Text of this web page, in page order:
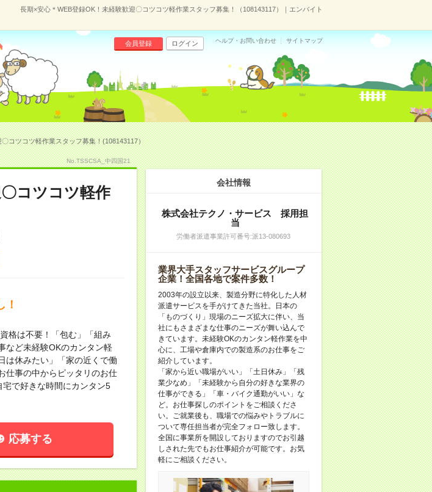
長期×安心＊WEB登録OK！未経験歓迎〇コツコツ軽作業スタッフ募集！（108143117）｜エンバイト
会員登録 ログイン ヘルプ・お問い合わせ サイトマップ
コツコツ軽作業スタッフ募集！(108143117）
No.TSSCSA_中四国21
コツコツ軽作
格は不要！「包む」「組み
など未経験OKのカンタン軽
は休みたい」「家の近くで働
仕事の中からピッタリのお仕
で好きな時間にカンタン5
応募する
会社情報
株式会社テクノ・サービス 採用担
当
労働者派遣事業許可番号:派13-080693
業界大手スタッフサービスグループ
企業！全国各地で案件多数！
2003年の設立以来、製造分野に特化した人材
派遣サービスを手がけてきた当社。日本の
「ものづくり」現場のニーズ拡大に伴い、当
社にもさまざまな仕事のニーズが舞い込んで
きています。未経験OKのカンタン軽作業を中
心に、工場や倉庫内での製造系のお仕事をご
紹介しています。
「家から近い職場がいい」「土日休み」「残
業少なめ」「未経験から自分の好きな業界の
仕事ができる」「車・バイク通勤がいい」な
ど。お仕事探しのポイントをご相談くださ
い。ご就業後も、職場での悩みやトラブルに
ついて専任担当者が完全フォロー致します。
全国に事業所を開設しておりますのでお引越
しされた先でもお仕事紹介が可能です。お気
軽にご相談ください。